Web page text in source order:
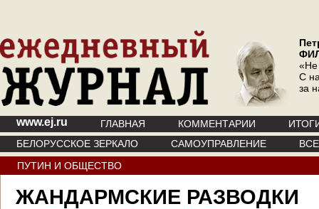
«Не
С
за
www.ej.ru ГЛАВНАЯ КОММЕНТАРИИ
БЕЛОРУССКОЕ ЗЕРКАЛО
САМОУПРАВЛЕНИЕ
ПУТИН И ОБЩЕСТВО
ЖАНДАРМСКИЕ РАЗВОДКИ